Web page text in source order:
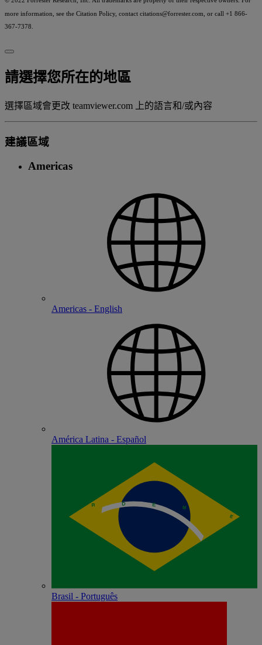
more information, see the Citation Policy, contact citations@forrester.com , or call +1 866-
367-7378.
請選擇您所在的地區
選擇區域會更改 teamviewer.com 上的語言和/或內容
建議區域
Americas
Americas - English
América Latina - Español
Brasil - Português